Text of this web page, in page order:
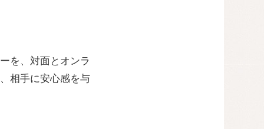
を、対面とオンラ
相手に安心感を与